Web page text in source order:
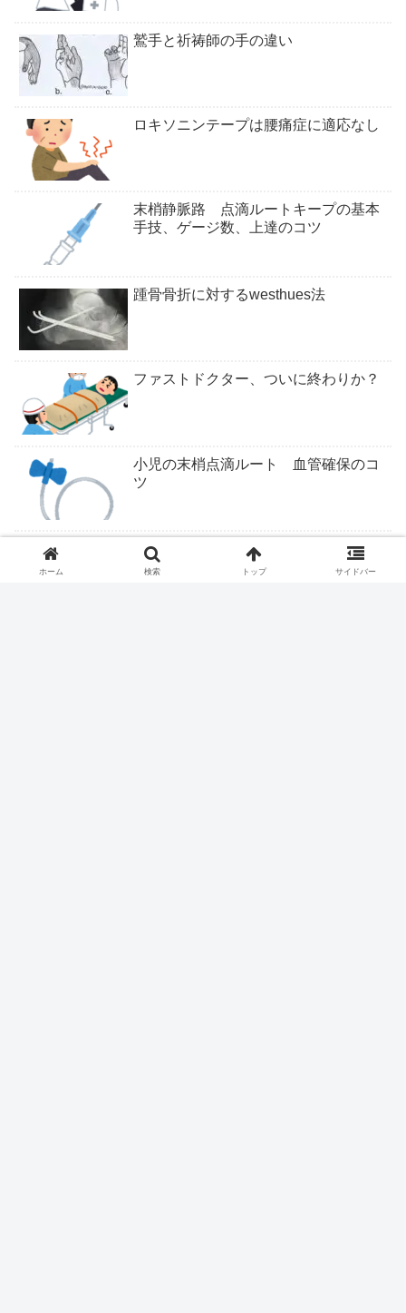
鷲手と祈祷師の手の違い
ロキソニンテープは腰痛症に適応なし
末梢静脈路 点滴ルートキープの基本
手技、ゲージ数、上達のコツ
踵骨骨折に対するwesthues法
ファストドクター、ついに終わりか？
小児の末梢点滴ルート 血管確保のコ
ツ
ついにくるか医学部定員削減
ホーム 検索 トップ サイドバー